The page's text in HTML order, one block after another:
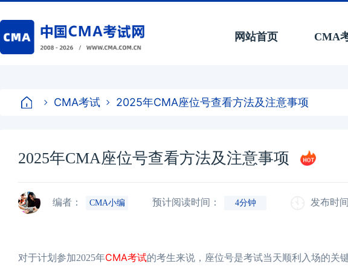
网站首页 CMA
CMA考试 2025年CMA座位号查看方法及注意事项
2025年CMA座位号查看方法及注意事项
编者： CMA小编 预计阅读时间： 4分钟 发布时
对于计划参加2025年CMA考试的考生来说，座位号是考试当天顺利入场的关